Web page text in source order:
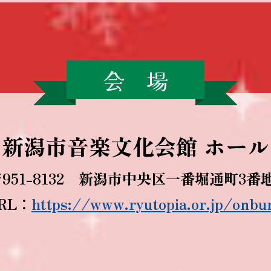
会 場
新潟市音楽文化会館 ホール
8132
新潟市中央区一番堀通町3番
： https://www.ryutopia.or.jp/